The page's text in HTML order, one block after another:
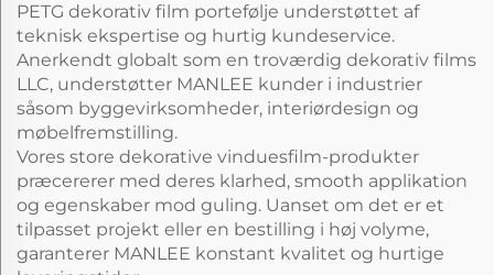
PETG dekorativ film portefølje understøttet af
teknisk ekspertise og hurtig kundeservice.
Anerkendt globalt som en troværdig dekorativ films
LLC, understøtter MANLEE kunder i industrier
såsom byggevirksomheder, interiørdesign og
møbelfremstilling.
Vores store dekorative vinduesfilm-produkter
præcererer med deres klarhed, smooth applikation
og egenskaber mod guling. Uanset om det er et
tilpasset projekt eller en bestilling i høj volyme,
garanterer MANLEE konstant kvalitet og hurtige